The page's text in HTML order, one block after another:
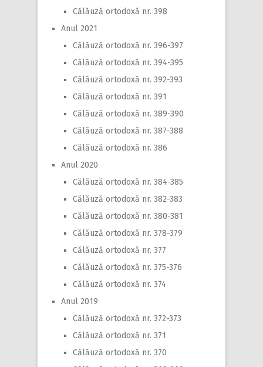
Călăuză ortodoxă nr. 398
Anul 2021
Călăuză ortodoxă nr. 396-397
Călăuză ortodoxă nr. 394-395
Călăuză ortodoxă nr. 392-393
Călăuză ortodoxă nr. 391
Călăuză ortodoxă nr. 389-390
Călăuză ortodoxă nr. 387-388
Călăuză ortodoxă nr. 386
Anul 2020
Călăuză ortodoxă nr. 384-385
Călăuză ortodoxă nr. 382-383
Călăuză ortodoxă nr. 380-381
Călăuză ortodoxă nr. 378-379
Călăuză ortodoxă nr. 377
Călăuză ortodoxă nr. 375-376
Călăuză ortodoxă nr. 374
Anul 2019
Călăuză ortodoxă nr. 372-373
Călăuză ortodoxă nr. 371
Călăuză ortodoxă nr. 370